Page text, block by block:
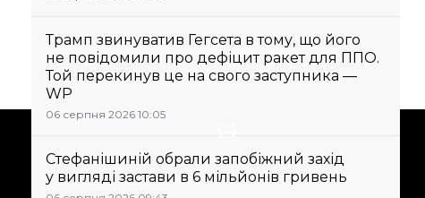
Трамп звинуватив Гегсета в тому, що його
не повідомили про дефіцит ракет для ППО.
Той перекинув це на свого заступника —
WP
06 серпня 2026 10:05
Стефанішиній обрали запобіжний захід
у вигляді застави в 6 мільйонів гривень
Підтримай hromadske.